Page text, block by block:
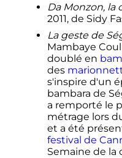
Da Monzon, la
2011, de Sidy
La geste de
Mambaye
doublé en
des
s'inspire d'un
bambara de
a remporté le
métrage lors
et a été
festival de
Semaine de la